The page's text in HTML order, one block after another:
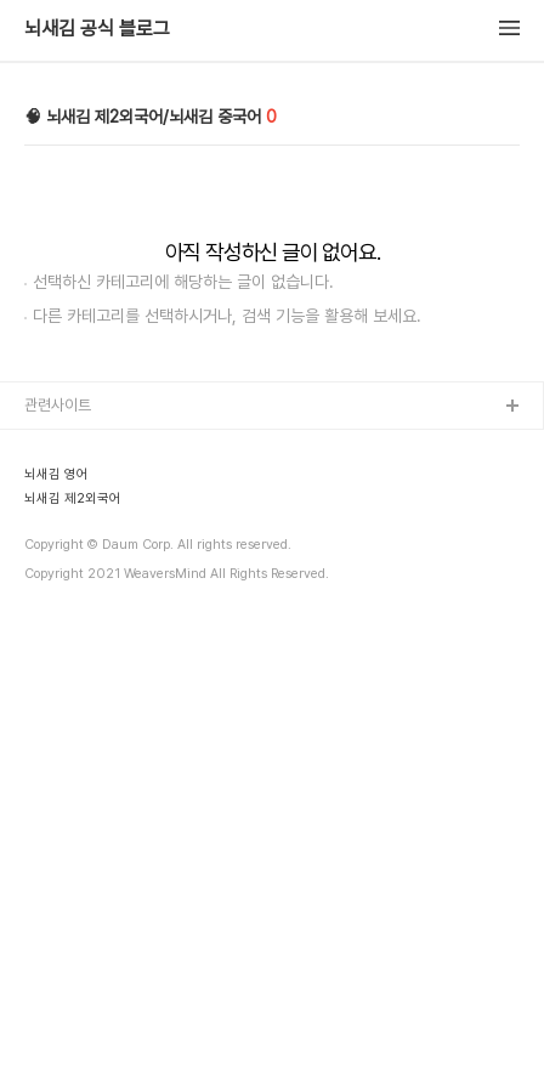
뇌새김 공식 블로그
🧠 뇌새김 제2외국어/뇌새김 중국어 0
아직 작성하신 글이 없어요.
선택하신 카테고리에 해당하는 글이 없습니다.
다른 카테고리를 선택하시거나, 검색 기능을 활용해 보세요.
뇌새김 영어
뇌새김 제2외국어
Copyright © Daum Corp. All rights reserved.
Copyright 2021 WeaversMind All Rights Reserved.
관련사이트